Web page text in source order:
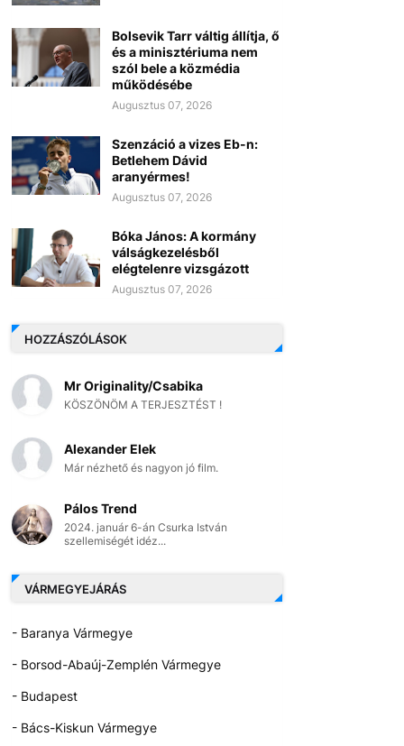
Bolsevik Tarr váltig állítja, ő
és a minisztériuma nem
szól bele a közmédia
működésébe
Augusztus 07, 2026
Szenzáció a vizes Eb-n:
Betlehem Dávid
aranyérmes!
Augusztus 07, 2026
Bóka János: A kormány
válságkezelésből
elégtelenre vizsgázott
Augusztus 07, 2026
HOZZÁSZÓLÁSOK
Mr Originality/Csabika
KÖSZÖNÖM A TERJESZTÉST !
Alexander Elek
Már nézhető és nagyon jó film.
Pálos Trend
2024. január 6-án Csurka István
szellemiségét idéz...
VÁRMEGYEJÁRÁS
- Baranya Vármegye
- Borsod-Abaúj-Zemplén Vármegye
- Budapest
- Bács-Kiskun Vármegye